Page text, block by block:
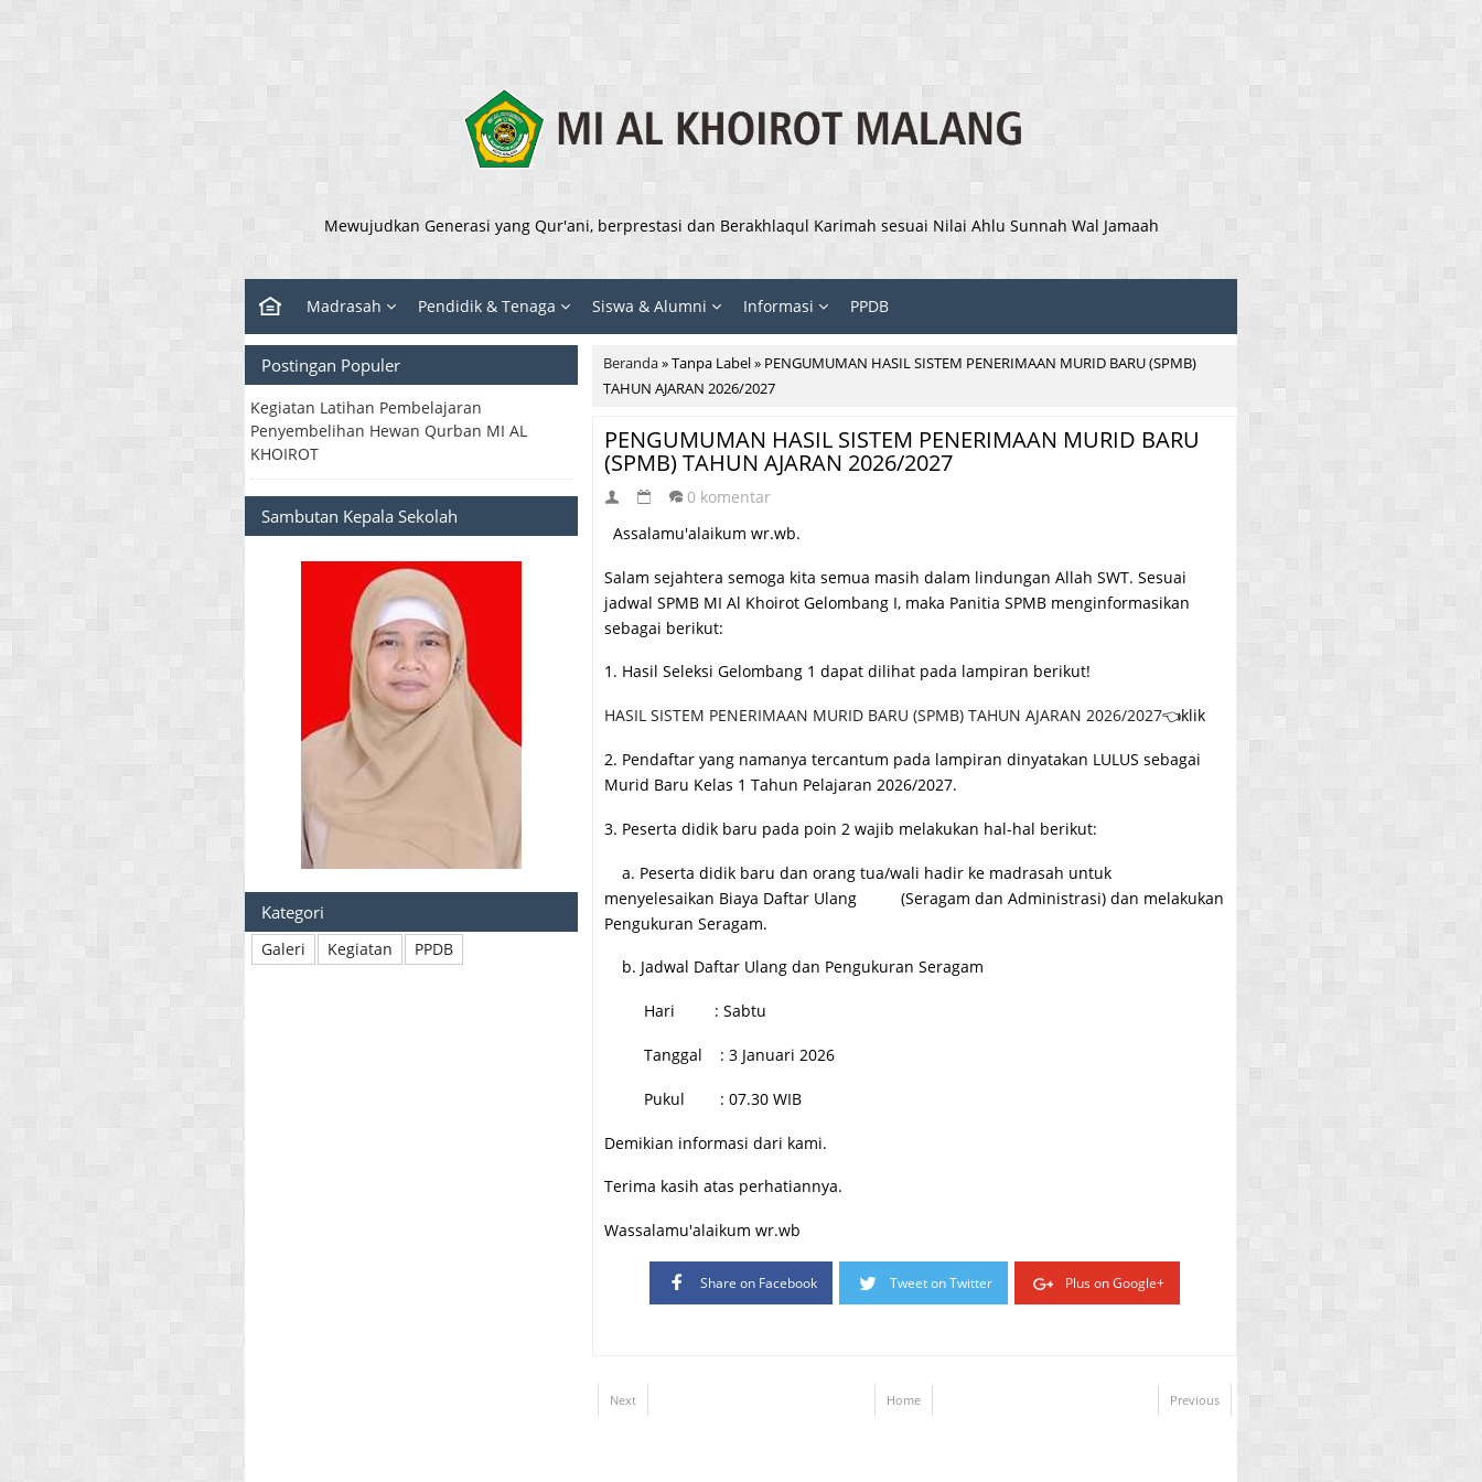
Mewujudkan Generasi yang Qur'ani, berprestasi dan Berakhlaqul Karimah sesuai Nilai Ahlu Sunnah Wal Jamaah
Madrasah Pendidik & Tenaga Siswa & Alumni Informasi PPDB
Beranda»Tanpa Label» PENGUMUMAN HASIL SISTEM PENERIMAAN MURID BARU (SPMB)
TAHUN AJARAN 2026/2027
PENGUMUMAN HASIL SISTEM PENERIMAAN MURID BARU
(SPMB) TAHUN AJARAN 2026/2027
0 komentar
Assalamu'alaikum wr.wb.
Salam sejahtera semoga kita semua masih dalam lindungan Allah SWT. Sesuai
jadwal SPMB MI Al Khoirot Gelombang I, maka Panitia SPMB menginformasikan
sebagai berikut:
1. Hasil Seleksi Gelombang 1 dapat dilihat pada lampiran berikut!
HASIL SISTEM PENERIMAAN MURID BARU (SPMB) TAHUN AJARAN 2026/2027👈klik
2. Pendaftar yang namanya tercantum pada lampiran dinyatakan LULUS sebagai
Murid Baru Kelas 1 Tahun Pelajaran 2026/2027.
3. Peserta didik baru pada poin 2 wajib melakukan hal-hal berikut:
a. Peserta didik baru dan orang tua/wali hadir ke madrasah untuk
menyelesaikan Biaya Daftar Ulang (Seragam dan Administrasi) dan melakukan
Pengukuran Seragam.
b. Jadwal Daftar Ulang dan Pengukuran Seragam
Hari : Sabtu
Tanggal : 3 Januari 2026
Pukul : 07.30 WIB
Demikian informasi dari kami.
Terima kasih atas perhatiannya.
Wassalamu'alaikum wr.wb
Share on Facebook Tweet on Twitter Plus on Google+
Next Previous
Home
Postingan Populer
Kegiatan Latihan Pembelajaran
Penyembelihan Hewan Qurban MI AL
KHOIROT
Sambutan Kepala Sekolah
Kategori
Galeri Kegiatan PPDB